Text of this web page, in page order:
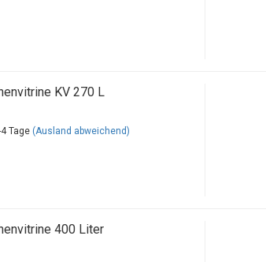
KV 270 L
Tage (Ausland abweichend)
400 Liter